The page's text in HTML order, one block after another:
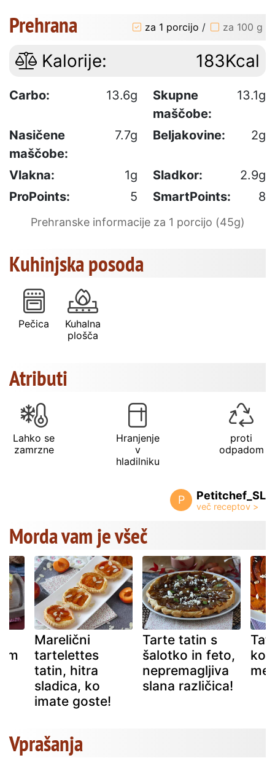
Prehrana za 1 porcijo / za 100 g
Kalorije: 183Kcal
Carbo: 13.6g
Skupne
maščobe:
13.1g
Nasičene
maščobe:
7.7g Beljakovine: 2g
Vlakna: 1g Sladkor:
2.9g
ProPoints:
5 SmartPoints: 8
Prehranske informacije za 1 porcijo (45g)
Kuhinjska posoda
Pečica
Kuhalna
plošča
Atributi
Lahko se
zamrzne
Hranjenje
v
hladilniku
proti
odpadom
P Petitchef_SL
Morda vam je všeč
Marelični
tartelettes
tatin, hitra
sladica, ko
imate goste!
Tarte tatin s
šalotko in feto,
nepremagljiva
slana različica!
Vprašanja